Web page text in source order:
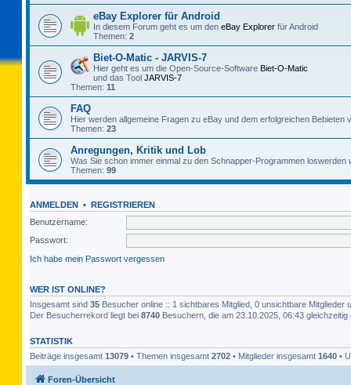
eBay Explorer für Android
In diesem Forum geht es um den eBay Explorer für Android
Themen: 2
Biet-O-Matic - JARVIS-7
Hier geht es um die Open-Source-Software Biet-O-Matic
und das Tool JARVIS-7
Themen: 11
FAQ
Hier werden allgemeine Fragen zu eBay und dem erfolgreichen Bebieten
Themen: 23
Anregungen, Kritik und Lob
Was Sie schon immer einmal zu den Schnapper-Programmen loswerden
Themen: 99
ANMELDEN • REGISTRIEREN
Benutzername:
Passwort:
Ich habe mein Passwort vergessen
WER IST ONLINE?
Insgesamt sind 35 Besucher online :: 1 sichtbares Mitglied, 0 unsichtbare
Der Besucherrekord liegt bei 8740 Besuchern, die am 23.10.2025, 06:43 gleichzeitig
STATISTIK
Beiträge insgesamt 13079 • Themen insgesamt 2702 • Mitglieder insgesamt 1640 •
Foren-Übersicht